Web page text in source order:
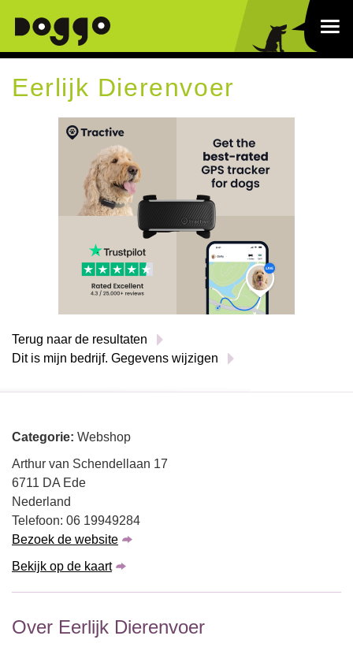
Eerlijk Dierenvoer
Terug naar de resultaten
Dit is mijn bedrijf. Gegevens wijzigen
Categorie: Webshop
Arthur van Schendellaan 17
6711 DA Ede
Nederland
Telefoon: 06 19949284
Bezoek de website
Bekijk op de kaart
Over Eerlijk Dierenvoer